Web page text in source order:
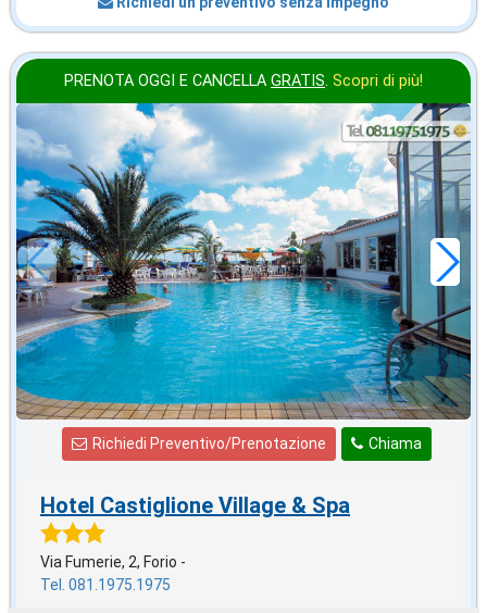
PRENOTA OGGI E CANCELLA GRATIS. Scopri di più!
settembre
in offerta da
€41,29
a notte
Chiama
Richiedi Preventivo/Prenotazione
Hotel Castiglione Village & Spa
Via Fumerie, 2, Forio -
Tel. 081.1975.1975